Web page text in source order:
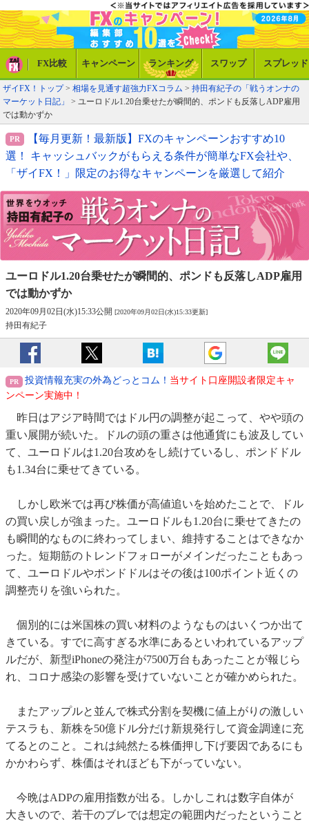
FX比較 キャンペーン ランキング スワップ スプレッド
ザイFX！トップ> 相場を見通す超強力FXコラム > 持田有紀子の「戦うオンナの
マーケット日記」
> ユーロドル1.20台乗せたが瞬間的、ポンドも反落しADP雇用
では動かずか
【毎月更新！最新版】FXのキャンペーンおすすめ10
選！ キャッシュバックがもらえる条件が簡単なFX会社や、
「ザイFX！」限定のお得なキャンペーンを厳選して紹介
ユーロドル1.20台乗せたが瞬間的、 ポンドも反落しADP雇用
では動かずか
2020年09月02日(水)15:33公開 [2020年09月02日(水)15:33更新]
持田有紀子
投資情報充実の外為どっとコム！ 当サイト口座開設者限定キャ
ンペーン実施中！
昨日はアジア時間ではドル円の調整が起こって、やや頭の
重い展開が続いた。ドルの頭の重さは他通貨にも波及してい
て、ユーロドルは1.20台攻めをし続けているし、ポンドドル
も1.34台に乗せてきている。
しかし欧米では再び株価が高値追いを始めたことで、ドル
の買い戻しが強まった。ユーロドルも1.20台に乗せてきたの
も瞬間的なものに終わってしまい、維持することはできなか
った。短期筋のトレンドフォローがメインだったこともあっ
て、ユーロドルやポンドドルはその後は100ポイント近くの
調整売りを強いられた。
個別的には米国株の買い材料のようなものはいくつか出て
きている。すでに高すぎる水準にあるといわれているアップ
ルだが、新型iPhoneの発注が7500万台もあったことが報じら
れ、コロナ感染の影響を受けていないことが確かめられた。
またアップルと並んで株式分割を契機に値上がりの激しい
テスラも、新株を50億ドル分だけ新規発行して資金調達に充
てるとのこと。これは純然たる株価押し下げ要因であるにも
かかわらず、株価はそれほども下がっていない。
今晩はADPの雇用指数が出る。しかしこれは数字自体が
大きいので、若干のブレでは想定の範囲内だったということ